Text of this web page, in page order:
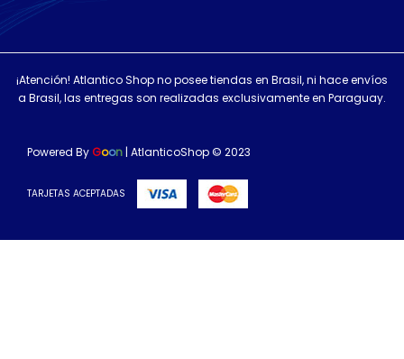
¡Atención! Atlantico Shop no posee tiendas en Brasil, ni hace envíos
a Brasil, las entregas son realizadas exclusivamente en Paraguay.
Powered By Goon | AtlanticoShop © 2023
TARJETAS ACEPTADAS